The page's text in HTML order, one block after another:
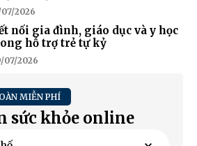
07/2026
nối gia đình, giáo dục và y học
hỗ trợ trẻ tự kỷ
07/2026
MIỄN PHÍ
sức khỏe online